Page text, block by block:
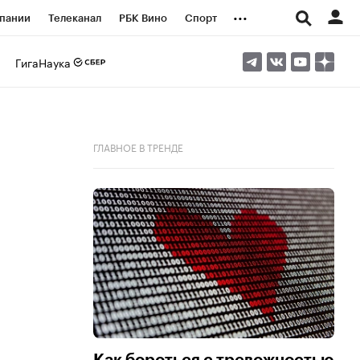
Телеканал РБК Вино Спорт ...
ГигаНаука
ГЛАВНОЕ В ТРЕНДЕ